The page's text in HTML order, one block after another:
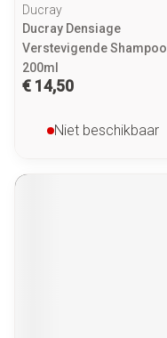
Ducray
Ducray Densiage
Verstevigende Shampoo
200ml
€ 14,50
Niet beschikbaar